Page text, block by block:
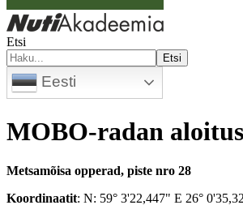
Etsi
Etsi
Eesti
MOBO-radan
Metsamõisa opperad, piste nro 28
Koordinaatit: N: 59° 3'22,447" E 26°